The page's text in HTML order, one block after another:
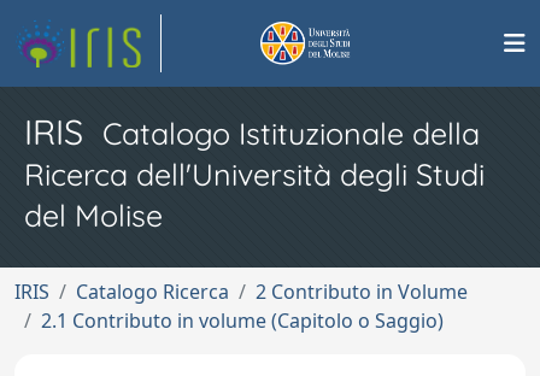
IRIS Catalogo Istituzionale della
Ricerca dell'Università degli Studi
del Molise
IRIS Catalogo Ricerca
2 Contributo in Volume
2.1 Contributo in volume (Capitolo o Saggio)